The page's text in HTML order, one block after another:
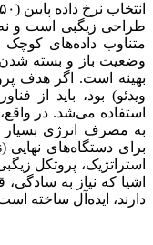
طراحی زیگبی است و
متناوب داده‌های کوچک
وضعیت باز و بسته شدن
بهینه است. اگر هدف
استفاده می‌شد. در
به مصرف انرژی بسیار
استراتژیک، پروتکل
اشیا که نیاز به
دارند، ایده‌آل ساخته